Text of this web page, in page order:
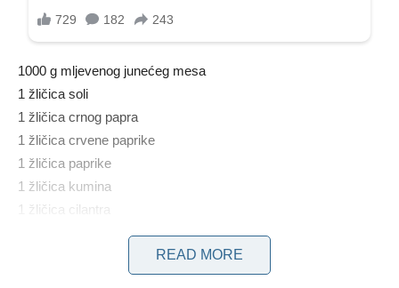
1000 g mljevenog junećeg mesa
1 žličica soli
1 žličica crnog papra
1 žličica crvene paprike
1 žličica paprike
1 žličica kumina
1 žličica cilantra
1 žlica ribanog češnjaka
1/2 šalice nasjeckanog peršina
100 g luka nasjeckanog
READ MORE